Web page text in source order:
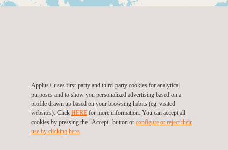
Applus+ uses first-party and third-party cookies for analytical
purposes and to show you personalized advertising based on a
profile drawn up based on your browsing habits (eg. visited
websites). Click HEREfor more information. You can accept all
cookies by pressing the "Accept" button or configure or reject their
use by clicking here.